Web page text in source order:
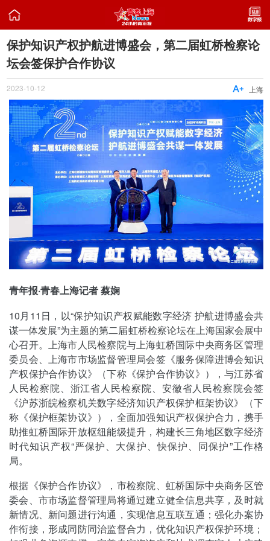

保护知识产权护航进博盛会，第二届虹桥检察论
坛会签保护合作协议
2023-10-12 上海

青年报·青春上海记者 蔡娴
10月11日，以“保护知识产权赋能数字经济 护航进博盛会共
谋一体发展”为主题的第二届虹桥检察论坛在上海国家会展中
心召开。上海市人民检察院与上海虹桥国际中央商务区管理
委员会、上海市市场监督管理局会签《服务保障进博会知识
产权保护合作协议》（下称《保护合作协议》），与江苏省
人民检察院、浙江省人民检察院、安徽省人民检察院会签
《沪苏浙皖检察机关数字经济知识产权保护框架协议》（下
称《保护框架协议》），全面加强知识产权保护合力，携手
助推虹桥国际开放枢纽能级提升，构建长三角地区数字经济
时代知识产权“严保护、大保护、快保护、同保护”工作格
局。
根据《保护合作协议》，市检察院、虹桥国际中央商务区管
委会、市市场监督管理局将通过建立健全信息共享，及时就
新情况、新问题进行沟通，实现信息互联互通；强化办案协
作衔接，形成同防同治监督合力，优化知识产权保护环境；